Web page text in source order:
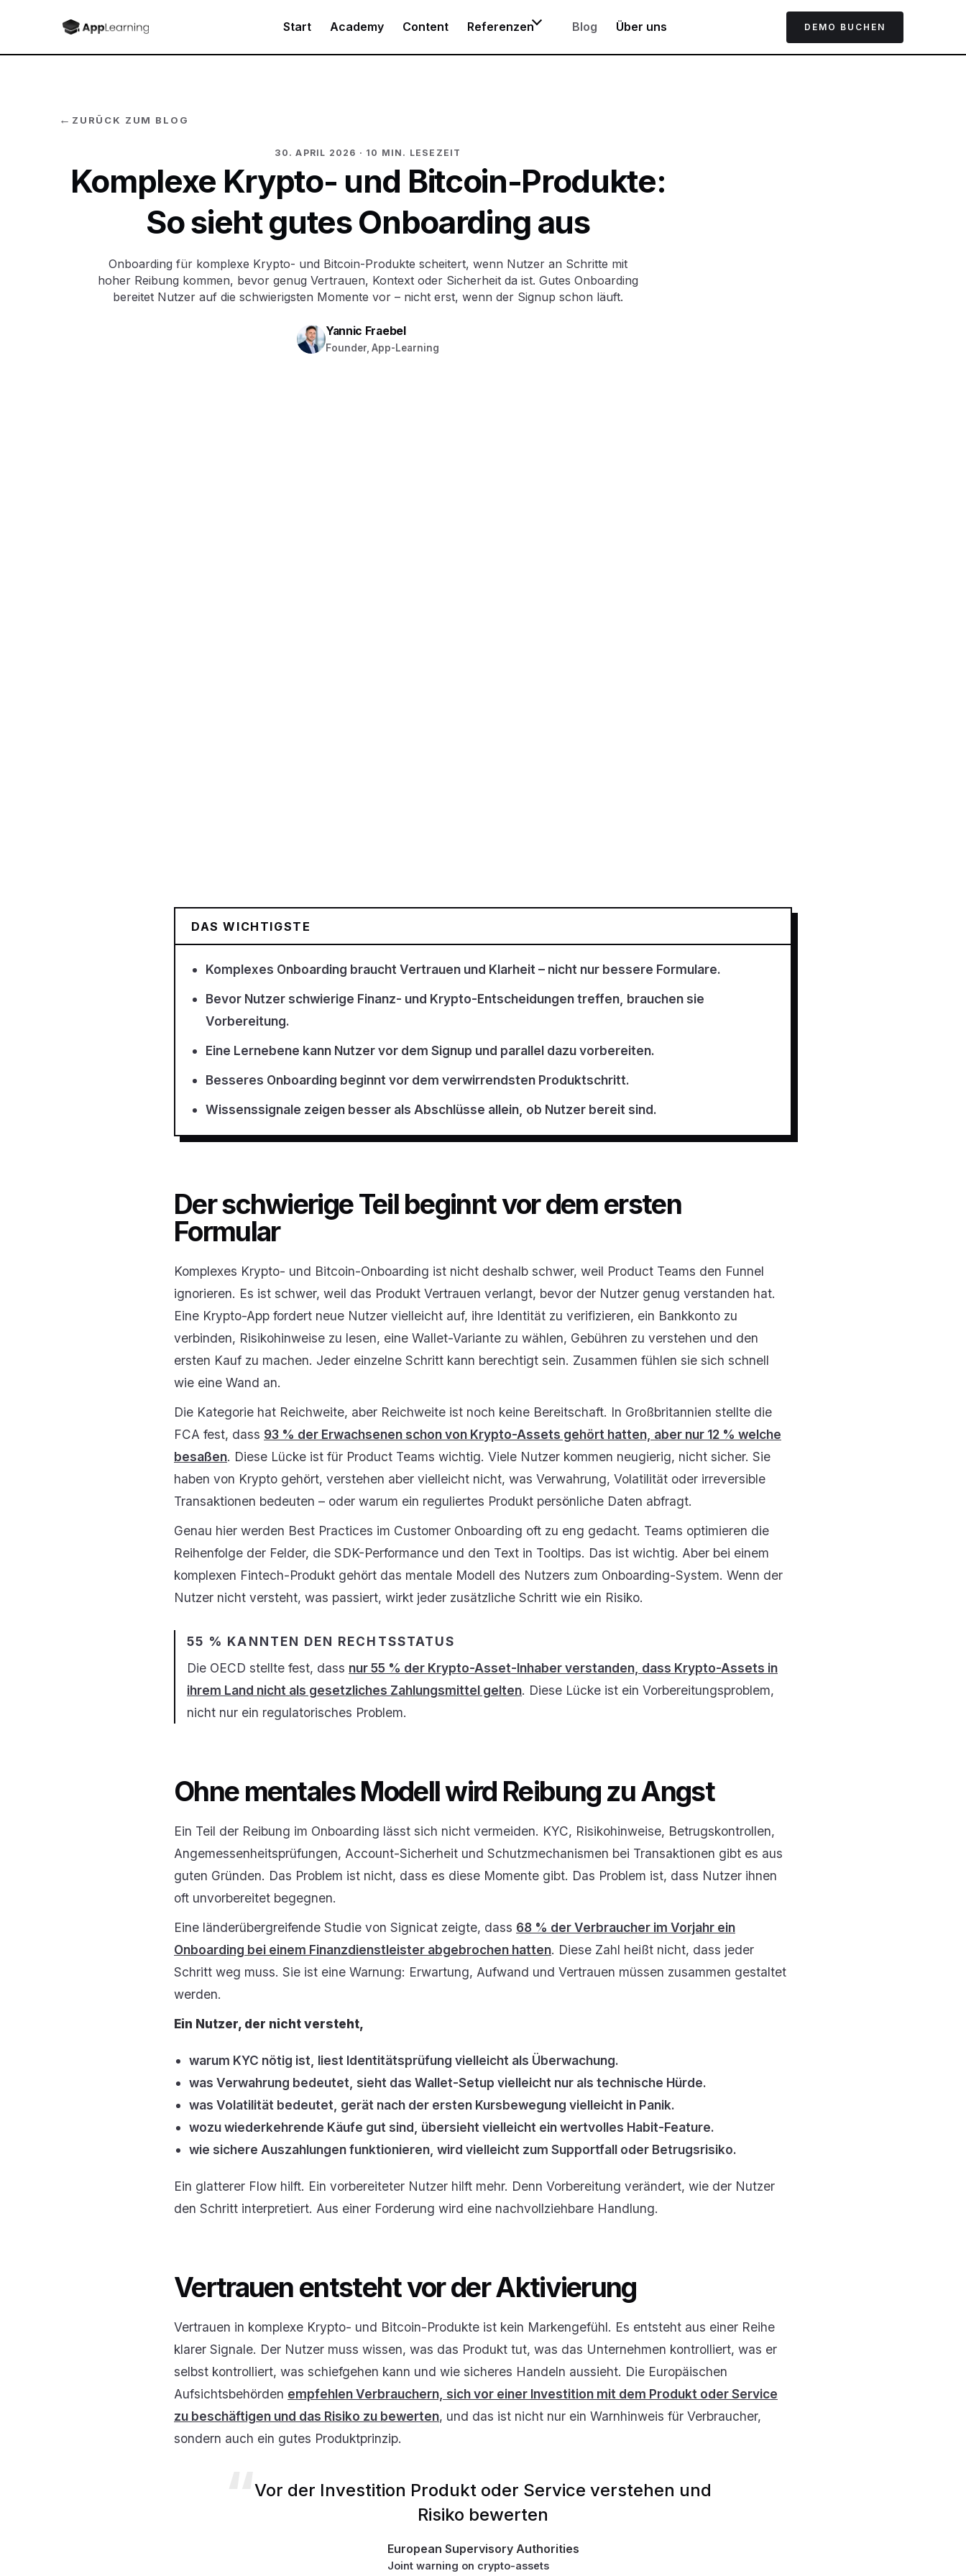
Start Academy Content Referenzen Blog Über uns DEMO BUCHEN
← ZURÜCK ZUM BLOG
30. APRIL 2026 · 10 MIN. LESEZEIT
Komplexe Krypto- und Bitcoin-Produkte:
So sieht gutes Onboarding aus
Onboarding für komplexe Krypto- und Bitcoin-Produkte scheitert, wenn Nutzer an Schritte mit
hoher Reibung kommen, bevor genug Vertrauen, Kontext oder Sicherheit da ist. Gutes Onboarding
bereitet Nutzer auf die schwierigsten Momente vor – nicht erst, wenn der Signup schon läuft.
Yannic Fraebel
Founder, App-Learning
DAS WICHTIGSTE
Komplexes Onboarding braucht Vertrauen und Klarheit – nicht nur bessere Formulare.
Bevor Nutzer schwierige Finanz- und Krypto-Entscheidungen treffen, brauchen sie
Vorbereitung.
Eine Lernebene kann Nutzer vor dem Signup und parallel dazu vorbereiten.
Besseres Onboarding beginnt vor dem verwirrendsten Produktschritt.
Wissenssignale zeigen besser als Abschlüsse allein, ob Nutzer bereit sind.
Der schwierige Teil beginnt vor dem ersten
Formular
Komplexes Krypto- und Bitcoin-Onboarding ist nicht deshalb schwer, weil Product Teams den Funnel
ignorieren. Es ist schwer, weil das Produkt Vertrauen verlangt, bevor der Nutzer genug verstanden hat.
Eine Krypto-App fordert neue Nutzer vielleicht auf, ihre Identität zu verifizieren, ein Bankkonto zu
verbinden, Risikohinweise zu lesen, eine Wallet-Variante zu wählen, Gebühren zu verstehen und den
ersten Kauf zu machen. Jeder einzelne Schritt kann berechtigt sein. Zusammen fühlen sie sich schnell
wie eine Wand an.
Die Kategorie hat Reichweite, aber Reichweite ist noch keine Bereitschaft. In Großbritannien stellte die
FCA fest, dass 93 % der Erwachsenen schon von Krypto-Assets gehört hatten, aber nur 12 % welche
besaßen. Diese Lücke ist für Product Teams wichtig. Viele Nutzer kommen neugierig, nicht sicher. Sie
haben von Krypto gehört, verstehen aber vielleicht nicht, was Verwahrung, Volatilität oder irreversible
Transaktionen bedeuten – oder warum ein reguliertes Produkt persönliche Daten abfragt.
Genau hier werden Best Practices im Customer Onboarding oft zu eng gedacht. Teams optimieren die
Reihenfolge der Felder, die SDK-Performance und den Text in Tooltips. Das ist wichtig. Aber bei einem
komplexen Fintech-Produkt gehört das mentale Modell des Nutzers zum Onboarding-System. Wenn der
Nutzer nicht versteht, was passiert, wirkt jeder zusätzliche Schritt wie ein Risiko.
55 % KANNTEN DEN RECHTSSTATUS
Die OECD stellte fest, dass nur 55 % der Krypto-Asset-Inhaber verstanden, dass Krypto-Assets in
ihrem Land nicht als gesetzliches Zahlungsmittel gelten. Diese Lücke ist ein Vorbereitungsproblem,
nicht nur ein regulatorisches Problem.
Ohne mentales Modell wird Reibung zu Angst
Ein Teil der Reibung im Onboarding lässt sich nicht vermeiden. KYC, Risikohinweise, Betrugskontrollen,
Angemessenheitsprüfungen, Account-Sicherheit und Schutzmechanismen bei Transaktionen gibt es aus
guten Gründen. Das Problem ist nicht, dass es diese Momente gibt. Das Problem ist, dass Nutzer ihnen
oft unvorbereitet begegnen.
Eine länderübergreifende Studie von Signicat zeigte, dass 68 % der Verbraucher im Vorjahr ein
Onboarding bei einem Finanzdienstleister abgebrochen hatten. Diese Zahl heißt nicht, dass jeder
Schritt weg muss. Sie ist eine Warnung: Erwartung, Aufwand und Vertrauen müssen zusammen gestaltet
werden.
Ein Nutzer, der nicht versteht,
warum KYC nötig ist, liest Identitätsprüfung vielleicht als Überwachung.
was Verwahrung bedeutet, sieht das Wallet-Setup vielleicht nur als technische Hürde.
was Volatilität bedeutet, gerät nach der ersten Kursbewegung vielleicht in Panik.
wozu wiederkehrende Käufe gut sind, übersieht vielleicht ein wertvolles Habit-Feature.
wie sichere Auszahlungen funktionieren, wird vielleicht zum Supportfall oder Betrugsrisiko.
Ein glatterer Flow hilft. Ein vorbereiteter Nutzer hilft mehr. Denn Vorbereitung verändert, wie der Nutzer
den Schritt interpretiert. Aus einer Forderung wird eine nachvollziehbare Handlung.
Vertrauen entsteht vor der Aktivierung
Vertrauen in komplexe Krypto- und Bitcoin-Produkte ist kein Markengefühl. Es entsteht aus einer Reihe
klarer Signale. Der Nutzer muss wissen, was das Produkt tut, was das Unternehmen kontrolliert, was er
selbst kontrolliert, was schiefgehen kann und wie sicheres Handeln aussieht. Die Europäischen
Aufsichtsbehörden empfehlen Verbrauchern, sich vor einer Investition mit dem Produkt oder Service
zu beschäftigen und das Risiko zu bewerten, und das ist nicht nur ein Warnhinweis für Verbraucher,
sondern auch ein gutes Produktprinzip.
Vor der Investition Produkt oder Service verstehen und
Risiko bewerten
European Supervisory Authorities
Joint warning on crypto-assets